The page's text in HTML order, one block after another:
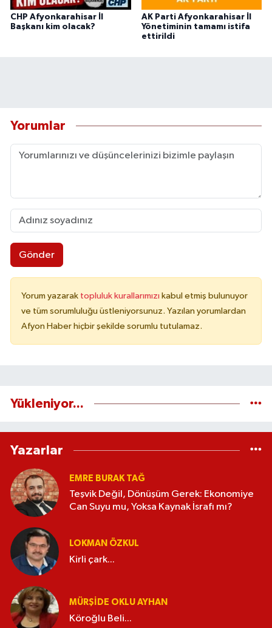
CHP Afyonkarahisar İl
Başkanı kim olacak?
AK Parti Afyonkarahisar İl
Yönetiminin tamamı istifa
ettirildi
Yorumlar
Gönder
Yorum yazarak topluluk kurallarımızı kabul etmiş bulunuyor
ve tüm sorumluluğu üstleniyorsunuz. Yazılan yorumlardan
Afyon Haber hiçbir şekilde sorumlu tutulamaz.
Yükleniyor...
Yazarlar
EMRE BURAK TAĞ
Teşvik Değil, Dönüşüm Gerek: Ekonomiye
Can Suyu mu, Yoksa Kaynak İsrafı mı?
LOKMAN ÖZKUL
Kirli çark...
MÜRŞIDE OKLU AYHAN
Köroğlu Beli...